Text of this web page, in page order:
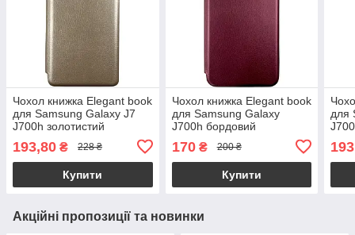
Чохол книжка Elegant book
для Samsung Galaxy J7
J700h золотистий
193,80 ₴ 228 ₴
Купити
Чохол книжка Elegant book
для Samsung Galaxy
J700h бордовий
170₴ 200 ₴
Купити
для
Акційні пропозиції та новинки